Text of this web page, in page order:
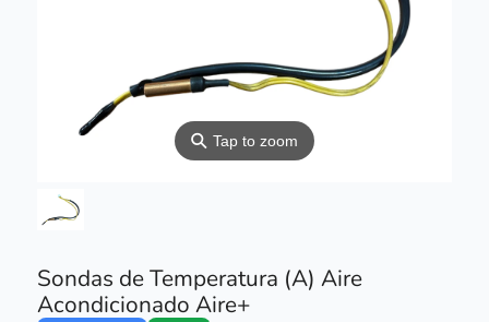
⚲Tap to zoom
Sondas de Temperatura (A) Aire
Acondicionado Aire+